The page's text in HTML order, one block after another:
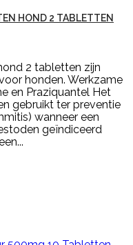
HOND 2 TABLETTEN
2 tabletten zijn
honden. Werkzame
en Praziquantel Het
gebruikt ter preventie
wanneer een
geïndiceerd